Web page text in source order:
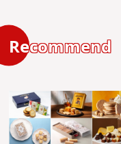
Recommend